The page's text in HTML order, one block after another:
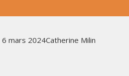
6 mars 2024Catherine Milin